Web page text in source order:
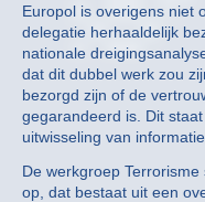
Europol is overigens niet
delegatie herhaaldelijk
nationale
dat dit dubbel werk zou
bezorgd zijn of de
gegarandeerd is. Dit
uitwisseling van
De werkgroep
op, dat bestaat uit een